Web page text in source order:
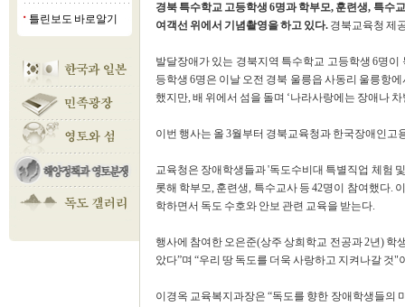
■ 틀린보도 바로알기
경북 특수학교 고등학생 6명과 학부모, 훈련생, 특수
여객선 위에서 기념촬영을 하고 있다. 경북교육청 제
발달장애가 있는 경북지역 특수학교 고등학생 6명
등학생 6명은 이날 오전 경북 울릉읍 사동리 울릉항
했지만, 배 위에서 섬을 돌며 ‘나라사랑에는 장애나
이번 행사는 올 3월부터 경북교육청과 한국장애인
교육청은 장애학생들과 '독도수비대 특별직업 체험
롯해 학부모, 훈련생, 특수교사 등 42명이 참여했다.
학하면서 독도 수호와 안보 관련 교육을 받는다.
행사에 참여한 오은준(상주 상희학교 전공과 2년) 학
았다”며 “우리 땅 독도를 더욱 사랑하고 지켜나갈 것"
이경옥 교육복지과장은 “독도를 향한 장애학생들의